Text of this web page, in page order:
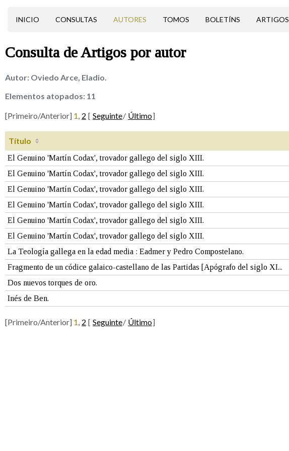
INICIO CONSULTAS AUTORES TOMOS BOLETÍNS ARTIGOS
Consulta deArtigos por autor
Autor: Oviedo Arce, Eladio.
Elementos atopados: 11
[Primeiro/Anterior] 1, 2 [ Seguinte/ Último]
Título
El Genuino 'Martín Codax', trovador gallego del siglo XIII.
El Genuino 'Martín Codax', trovador gallego del siglo XIII.
El Genuino 'Martín Codax', trovador gallego del siglo XIII.
El Genuino 'Martín Codax', trovador gallego del siglo XIII.
El Genuino 'Martín Codax', trovador gallego del siglo XIII.
El Genuino 'Martín Codax', trovador gallego del siglo XIII.
La Teología gallega en la edad media : Eadmer y Pedro Compostelano.
Fragmento de un códice galaico-castellano de las Partidas [Apógrafo del siglo XI...
Dos nuevos torques de oro.
Inés de Ben.
[Primeiro/Anterior] 1, 2 [ Seguinte/ Último]